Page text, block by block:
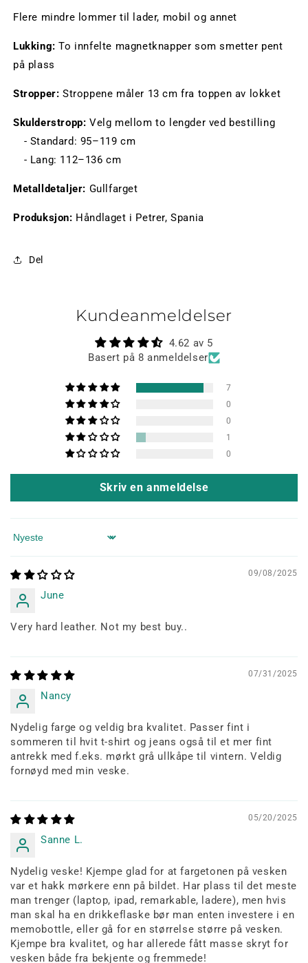
Flere mindre lommer til lader, mobil og annet
Lukking: To innfelte magnetknapper som smetter pent
på plass
Stropper: Stroppene måler 13 cm fra toppen av lokket
Skulderstropp: Velg mellom to lengder ved bestilling
- Standard: 95–119 cm
- Lang: 112–136 cm
Metalldetaljer: Gullfarget
Produksjon: Håndlaget i Petrer, Spania
Del
Kundeanmeldelser
4.62 av 5
Basert på 8 anmeldelser
7
0
0
1
0
Skriv en anmeldelse
Sort by
09/08/2025
June
Very hard leather. Not my best buy..
07/31/2025
Nancy
Nydelig farge og veldig bra kvalitet. Passer fint i
sommeren til hvit t-shirt og jeans også til et mer fint
antrekk med f.eks. mørkt grå ullkåpe til vintern. Veldig
fornøyd med min veske.
05/20/2025
Sanne L.
Nydelig veske! Kjempe glad for at fargetonen på vesken
var et hakk mørkere enn på bildet. Har plass til det meste
man trenger (laptop, ipad, remarkable, ladere), men hvis
man skal ha en drikkeflaske bør man enten investere i en
memobottle, eller gå for en størrelse større på vesken.
Kjempe bra kvalitet, og har allerede fått masse skryt for
vesken både fra bekjente og fremmede!